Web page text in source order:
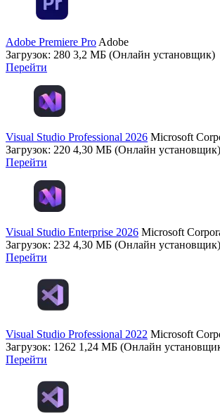
Adobe Premiere Pro Adobe
Загрузок: 280 3,2 МБ (Онлайн установщик)
Перейти
Visual Studio Professional 2026 Microsoft
Загрузок: 220 4,30 МБ (Онлайн установщик)
Перейти
Visual Studio Enterprise 2026 Microsoft
Загрузок: 232 4,30 МБ (Онлайн установщик)
Перейти
Visual Studio Professional 2022 Microsoft
Загрузок: 1262 1,24 МБ (Онлайн
Перейти